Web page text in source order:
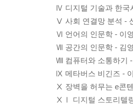
Ⅳ 디지털 기술과 한국
Ⅴ 사회 연결망 분석 -
Ⅵ 언어의 인문학 - 이
Ⅶ 공간의 인문학 - 김
Ⅷ 컴퓨터와 소통하기 -
Ⅸ 메타버스 비긴즈 -
Ⅹ 장벽을 허무는 e콘
ⅩⅠ 디지털 스토리텔